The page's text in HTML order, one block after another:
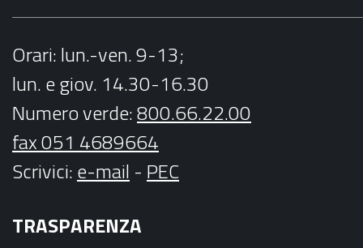
Orari: lun.-ven. 9-13;
lun. e giov. 14.30-16.30
Numero verde:800.66.22.00
fax 051 4689664
Scrivici:e-mail - PEC
TRASPARENZA